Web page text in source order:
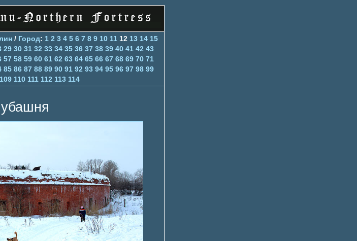
/ Город: 1 2 3 4 5 6 7 8 9 10 11 12 13 14 15
29 30 31 32 33 34 35 36 37 38 39 40 41 42 43
57 58 59 60 61 62 63 64 65 66 67 68 69 70 71
85 86 87 88 89 90 91 92 93 94 95 96 97 98 99
109 110 111 112 113 114